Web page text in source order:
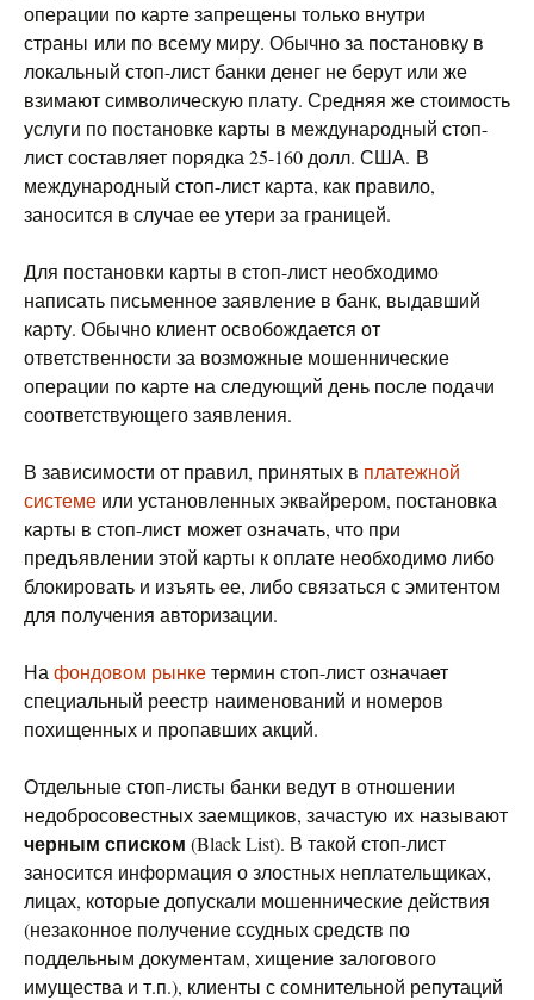
операции по карте запрещены только внутри
страны или по всему миру. Обычно за постановку в
локальный стоп-лист банки денег не берут или же
взимают символическую плату. Средняя же стоимость
услуги по постановке карты в международный стоп-
лист составляет порядка 25-160 долл. США. В
международный стоп-лист карта, как правило,
заносится в случае ее утери за границей.
Для постановки карты в стоп-лист необходимо
написать письменное заявление в банк, выдавший
карту. Обычно клиент освобождается от
ответственности за возможные мошеннические
операции по карте на следующий день после подачи
соответствующего заявления.
В зависимости от правил, принятых в платежной
системе или установленных эквайрером, постановка
карты в стоп-лист может означать, что при
предъявлении этой карты к оплате необходимо либо
блокировать и изъять ее, либо связаться с эмитентом
для получения авторизации.
На фондовом рынкетермин стоп-лист означает
специальный реестр наименований и номеров
похищенных и пропавших акций.
Отдельные стоп-листы банки ведут в отношении
недобросовестных заемщиков, зачастую их называют
черным списком (Black List). В такой стоп-лист
заносится информация о злостных неплательщиках,
лицах, которые допускали мошеннические действия
(незаконное получение ссудных средств по
поддельным документам, хищение залогового
имущества и т.п.), клиенты с сомнительной репутаций